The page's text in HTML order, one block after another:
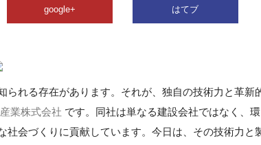
google+ はてブ
れる存在があります。それが、独自の技術力と革新
業株式会社 です。同社は単なる建設会社ではなく、環
会づくりに貢献しています。今日は、その技術力と